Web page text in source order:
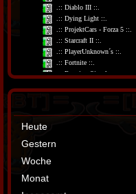
Heute
Gestern
Woche
Monat